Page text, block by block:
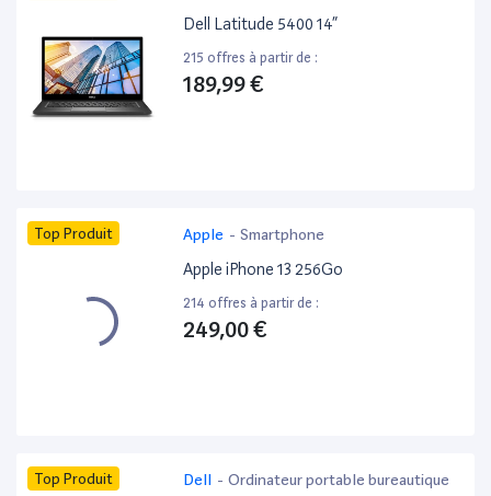
Dell Latitude 5400 14”
215 offres à partir de :
189,99 €
Top Produit Apple - Smartphone
Apple iPhone 13 256Go
214 offres à partir de :
249,00 €
Top Produit Dell - Ordinateur portable bureautique